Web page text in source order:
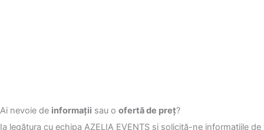
Ai nevoie de informații sau o ofertă de preț?
Ia legătura cu echipa AZELIA EVENTS și solicită-ne informațiile de